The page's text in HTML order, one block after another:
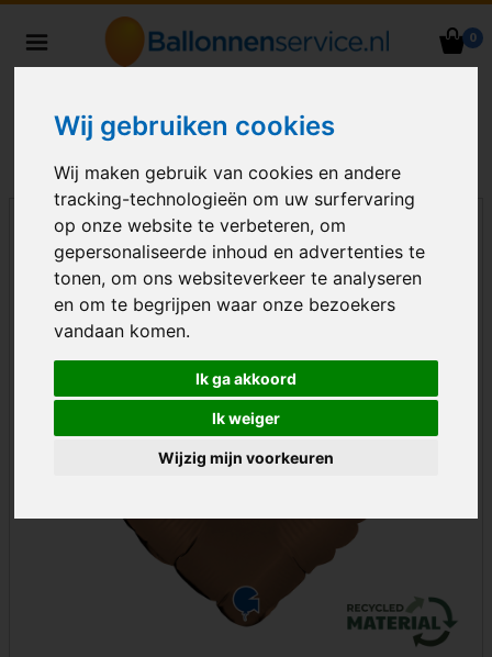
Wij gebruiken cookies
Wij maken gebruik van cookies en andere
tracking-technologieën om uw surfervaring
op onze website te verbeteren, om
gepersonaliseerde inhoud en advertenties te
tonen, om ons websiteverkeer te analyseren
en om te begrijpen waar onze bezoekers
vandaan komen.
Ik ga akkoord
Ik weiger
Wijzig mijn voorkeuren
0
Nederland